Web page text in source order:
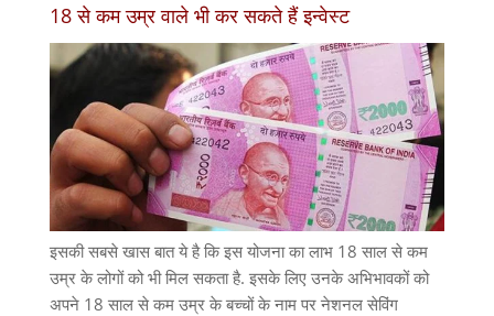
18 से कम उम्र वाले भी कर सकते हैं इन्वेस्ट
इसकी सबसे खास बात ये है कि इस योजना का लाभ 18 साल से कम
उम्र के लोगों को भी मिल सकता है. इसके लिए उनके अभिभावकों को
अपने 18 साल से कम उम्र के बच्चों के नाम पर नेशनल सेविंग